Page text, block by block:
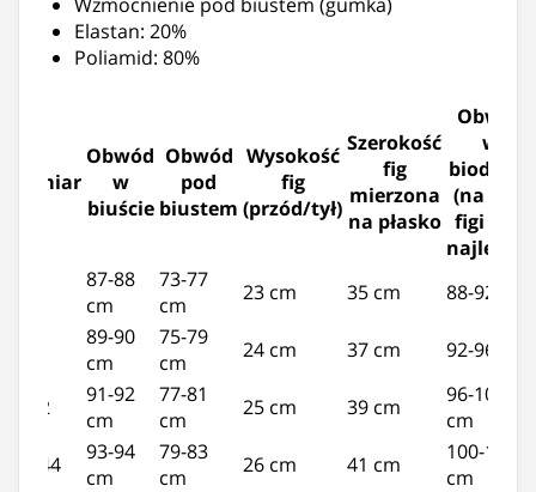
Elastan: 20%
Poliamid: 80%
Rozmiar
Obwód
w
biuście
Obwód
pod
biustem
Wysokość
fig
(przód/tył)
Szerokość
fig
mierzona
na płasko
Obwód
w
biodrach
(na nim
figi leżą
najlepiej)
87-88
cm
73-77
cm
23 cm 35 cm 88-92 cm
89-90
cm
75-79
cm
24 cm 37 cm 92-96 cm
XL/42
91-92
cm
77-81
cm
25 cm 39 cm
96-100
cm
XXL/44
93-94
cm
79-83
cm
26 cm 41 cm
100-104
cm